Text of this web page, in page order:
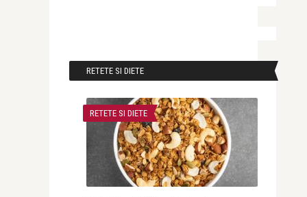
RETETE SI DIETE
RETETE SI DIETE